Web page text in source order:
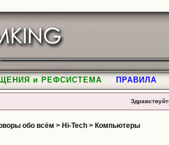
и РЕФСИСТЕМА ПРАВИЛА
обо всём > Hi-Tech> Компьютеры